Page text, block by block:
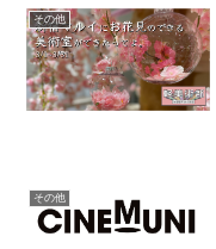
その他
その他